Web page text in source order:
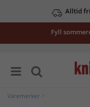
Alltid
Fyll
Varemerker